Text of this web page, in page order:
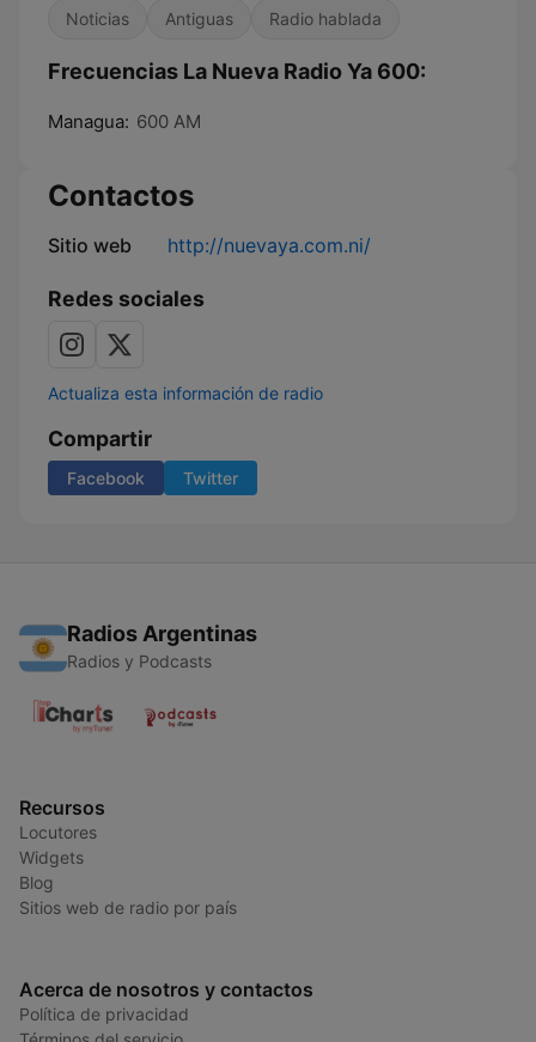
Noticias Antiguas Radio hablada
Frecuencias La Nueva Radio Ya 600:
Managua: 600 AM
Contactos
Sitio web http://nuevaya.com.ni/
Redes sociales
Actualiza esta información de radio
Compartir
Facebook Twitter
Radios Argentinas
Radios y Podcasts
Recursos
Locutores
Widgets
Blog
Sitios web de radio por país
Acerca de nosotros y contactos
Política de privacidad